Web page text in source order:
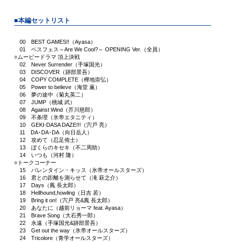
■本編セットリスト
00 BEST GAMES!!（Ayasa）
01 ベスフェス～Are We Cool?～ OPENING Ver.（全員）
○ムービードラマ 頂上決戦
02 Never Surrender（手塚国光）
03 DISCOVER（跡部景吾）
04 COPY COMPLETE（樺地崇弘）
05 Power to believe（海堂 薫）
06 夢の途中（菊丸英二）
07 JUMP（桃城 武）
08 Against Wind（芥川慈郎）
09 不条理（氷帝エタニティ）
10 GEKI-DASA DAZE!!!（宍戸 亮）
11 DA･DA･DA（向日岳人）
12 攻めて（忍足侑士）
13 ぼくらのキセキ（不二周助）
14 いつも（河村 隆）
○トークコーナー
15 バレンタイン・キッス（氷帝オールスターズ）
16 君との距離を測らせて（滝 萩之介）
17 Days（鳳 長太郎）
18 Hellhound,howling（日吉 若）
19 Bring it on!（宍戸 亮&鳳 長太郎）
20 あなたに（越前リョーマ feat. Ayasa）
21 Brave Song（大石秀一郎）
22 永遠（手塚国光&跡部景吾）
23 Get out the way（氷帝オールスターズ）
24 Tricolore（青学オールスターズ）